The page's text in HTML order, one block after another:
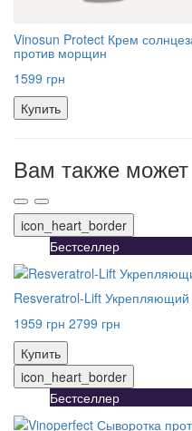
Vinosun Protect Крем
против морщин
1599 грн
Купить
Вам также может
icon_heart_border
Бестселлер
Resveratrol-Lift
1959 грн 2799 грн
Купить
icon_heart_border
Бестселлер